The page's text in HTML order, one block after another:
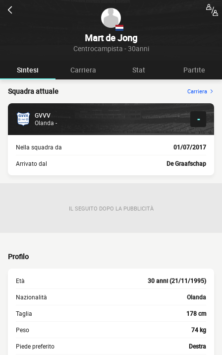
Mart de Jong
Centrocampista - 30anni
Sintesi Carriera Stat Partite
Squadra attuale Carriera
GVVV
Olanda -
-
Nella squadra da 01/07/2017
Arrivato dal De Graafschap
IL SEGUITO DOPO LA PUBBLICITÀ
Profilo
Età 30 anni (21/11/1995)
Nazionalità Olanda
Taglia 178 cm
Peso 74 kg
Piede preferito Destra